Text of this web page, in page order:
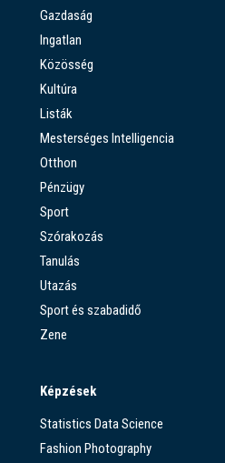
Gazdaság
Ingatlan
Közösség
Kultúra
Listák
Mesterséges Intelligencia
Otthon
Pénzügy
Sport
Szórakozás
Tanulás
Utazás
Sport és szabadidő
Zene
Képzések
Statistics Data Science
Fashion Photography